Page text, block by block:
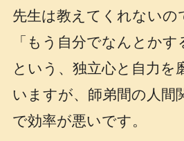
先生は教えてくれないの
「もう自分でなんとかす
という、独立心と自力を
いますが、師弟間の人間
で効率が悪いです。